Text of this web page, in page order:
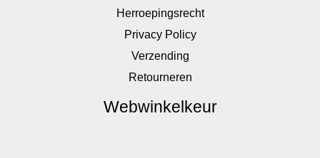
Herroepingsrecht
Privacy Policy
Verzending
Retourneren
Webwinkelkeur